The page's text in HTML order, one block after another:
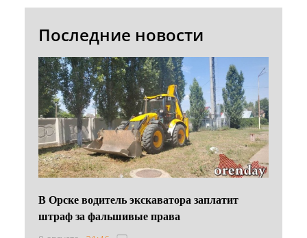
Последние новости
В Орске водитель экскаватора заплатит
штраф за фальшивые права